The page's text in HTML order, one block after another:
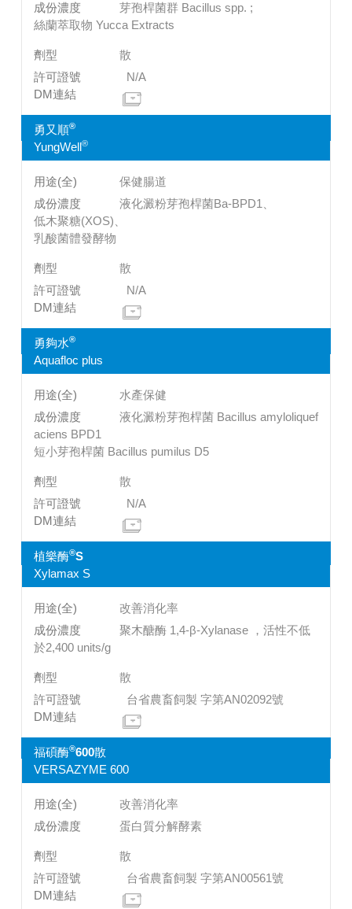
芽孢桿菌群 Bacillus spp. ;
絲蘭萃取物 Yucca Extracts
散
N/A
勇又順®
YungWell®
保健腸道
液化澱粉芽孢桿菌Ba-BPD1、
低木聚糖(XOS)、
乳酸菌體發酵物
散
N/A
勇夠水®
Aquafloc plus
水產保健
液化澱粉芽孢桿菌 Bacillus amyloliquef
aciens BPD1
短小芽孢桿菌 Bacillus pumilus D5
散
N/A
植樂酶®S
Xylamax S
改善消化率
聚木醣酶 1,4-β-Xylanase ，活性不低
於2,400 units/g
散
台省農畜飼製 字第AN02092號
福碩酶®600散
VERSAZYME 600
改善消化率
蛋白質分解酵素
散
台省農畜飼製 字第AN00561號